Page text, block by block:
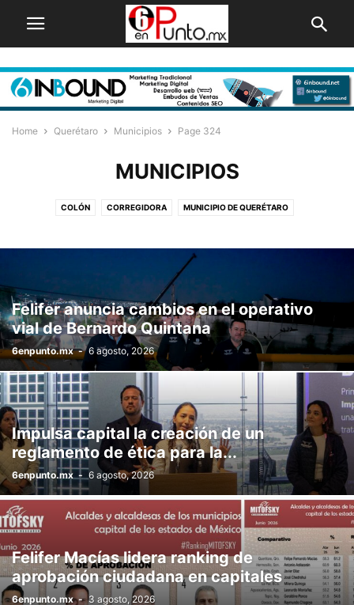
Home Querétaro Municipios Page 324
MUNICIPIOS
COLÓN CORREGIDORA MUNICIPIO DE QUERÉTARO
Felifer anuncia cambios en el operativo
vial de Bernardo Quintana
6enpunto.mx - 6 agosto, 2026
Impulsa capital la creación de un
reglamento de ética para la...
6enpunto.mx - 6 agosto, 2026
Felifer Macías lidera ranking de
aprobación ciudadana en capitales
6enpunto.mx - 3 agosto, 2026